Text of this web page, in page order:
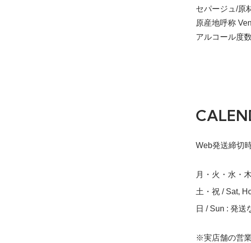
セパージュ/原
原産地呼称
アルコール度
Web発送締切
月・火・水・
土・祝 / Sat,
日 / Sun : 発送
※実店舗の営